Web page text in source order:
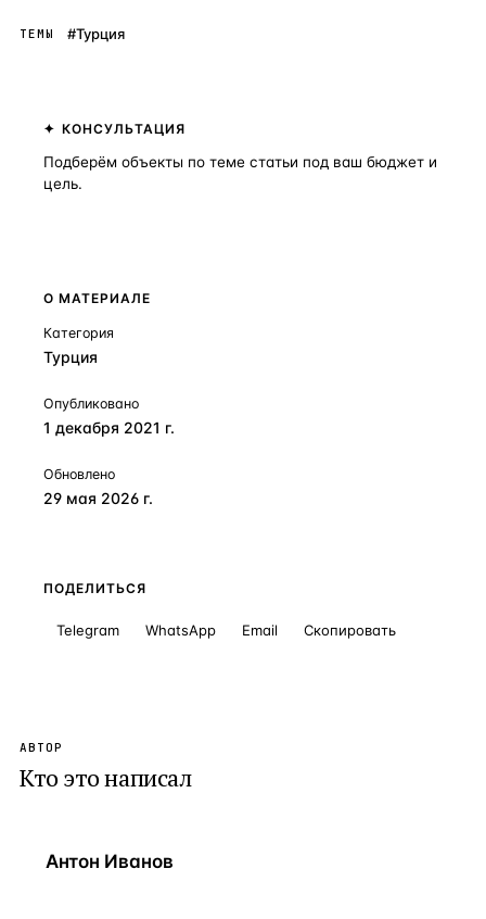
ТЕМЫ #Турция
КОНСУЛЬТАЦИЯ
Подберём объекты по теме статьи под ваш бюджет и
цель.
О МАТЕРИАЛЕ
Категория
Турция
Опубликовано
1 декабря 2021 г.
Обновлено
29 мая 2026 г.
ПОДЕЛИТЬСЯ
Telegram WhatsApp Email Скопировать
АВТОР
Кто это написал
Антон Иванов